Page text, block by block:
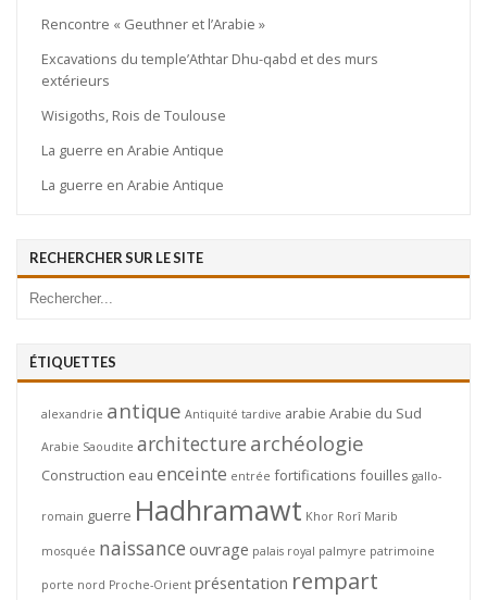
Rencontre « Geuthner et l’Arabie »
Excavations du temple’Athtar Dhu-qabd et des murs
extérieurs
Wisigoths, Rois de Toulouse
La guerre en Arabie Antique
La guerre en Arabie Antique
RECHERCHER SUR LE SITE
ÉTIQUETTES
alexandrie antique Antiquité tardive arabie Arabie du Sud
Arabie Saoudite architecture archéologie
Construction eau enceinte entrée fortifications fouilles gallo-
romain guerre Hadhramawt Khor Rorî Marib
mosquée naissance ouvrage palais royal palmyre patrimoine
porte nord Proche-Orient présentation rempart